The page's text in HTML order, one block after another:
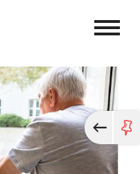
spécialisée Kalaidos